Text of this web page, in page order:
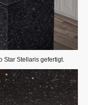
Star Stellaris gefertigt.